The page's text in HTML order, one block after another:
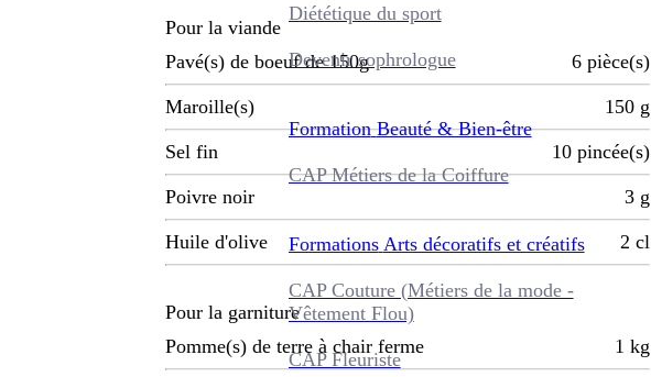
Diététique du sport
Devenir sophrologue
Formation Beauté & Bien-être
CAP Métiers de la Coiffure
Formations Arts décoratifs et créatifs
CAP Couture (Métiers de la mode -
Vêtement Flou)
CAP Fleuriste
Pour la viande
Pavé(s) de boeuf de 150g
6 pièce(s)
Maroille(s) 150 g
Sel fin 10 pincée(s)
Poivre noir 3 g
Huile d'olive 2 cl
Pour la garniture
Pomme(s) de terre à chair ferme
1 kg